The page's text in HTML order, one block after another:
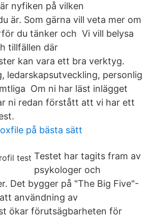
nyfiken på vilken
är. Som gärna vill veta mer om
du tänker och Vi vill belysa
tillfällen där
kan vara ett bra verktyg.
ledarskapsutveckling, personlig
Om ni har läst inlägget
ni redan förstått att vi har ett
på bästa sätt
Testet har tagits fram av
psykologer och
Det bygger på "The Big Five"-
användning av
ökar förutsägbarheten för